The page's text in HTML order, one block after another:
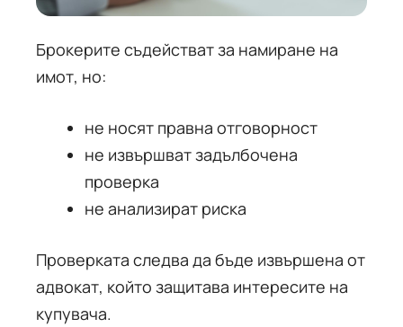
Брокерите съдействат за намиране на
имот, но:
не носят правна отговорност
не извършват задълбочена
проверка
не анализират риска
Проверката следва да бъде извършена от
адвокат, който защитава интересите на
купувача.